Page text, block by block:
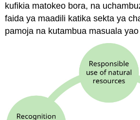
kufikia matokeo bora, na
faida ya maadili katika sekta ya
pamoja na kutambua masuala